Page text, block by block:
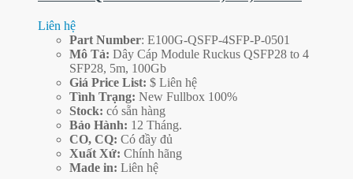
Liên hệ
Part Number: E100G-QSFP-4SFP-P-0501
Mô Tả: Dây Cáp Module Ruckus QSFP28 to 4
SFP28, 5m, 100Gb
Giá Price List: $ Liên hệ
Tình Trạng: New Fullbox 100%
Stock: có sẵn hàng
Bảo Hành: 12 Tháng.
CO, CQ: Có đầy đủ
Xuất Xứ: Chính hãng
Made in: Liên hệ